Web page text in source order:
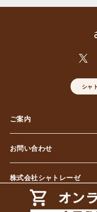
シャ
ご案内
お問い合わせ
株式会社シャトレーゼ
© Chateraise